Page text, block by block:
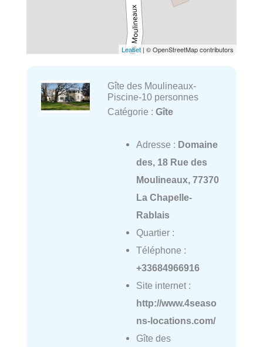
Leaflet | © OpenStreetMap contributors
Gîte des Moulineaux-
Piscine-10 personnes
Catégorie : Gîte
Adresse : Domaine
des, 18 Rue des
Moulineaux, 77370
La Chapelle-
Rablais
Quartier :
Téléphone :
+33684966916
Site internet :
http://www.4seaso
ns-locations.com/
Gîte des